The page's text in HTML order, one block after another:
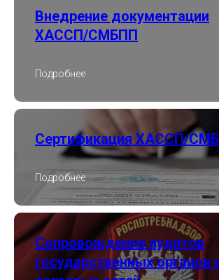
Внедрение документации
ХАССП/СМБПП
Подробнее
Сертификация ХАССП/
Подробнее
Сопровождение аудитов
государственных органов